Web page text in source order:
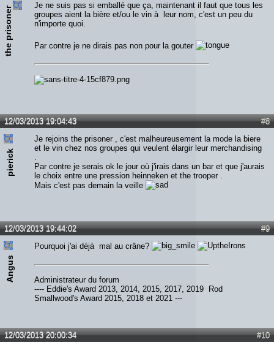
the prisoner
Je ne suis pas si emballé que ça, maintenant il faut que tous les
groupes aient la bière et/ou le vin à leur nom, c'est un peu du
n'importe quoi.
Par contre je ne dirais pas non pour la gouter
#8
12/03/2013 19:04:43
pierick
Je rejoins the prisoner , c'est malheureusement la mode la biere
et le vin chez nos groupes qui veulent élargir leur merchandising
Par contre je serais ok le jour où j'irais dans un bar et que j'aurais
le choix entre une pression heinneken et the trooper .
Mais c'est pas demain la veille
#9
12/03/2013 19:44:02
Angus
Pourquoi j'ai déjà mal au crâne?
Administrateur du forum
---- Eddie's Award 2013, 2014, 2015, 2017, 2019 Rod
Smallwood's Award 2015, 2018 et 2021 ---
#10
12/03/2013 20:00:34